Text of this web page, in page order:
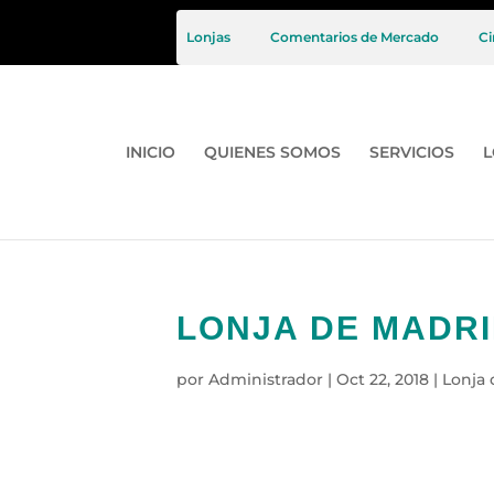
Lonjas Comentarios de Mercado
INICIO QUIENES SOMOS SERVICIOS
LONJA DE
por Administrador | Oct 22, 2018 | Lonja